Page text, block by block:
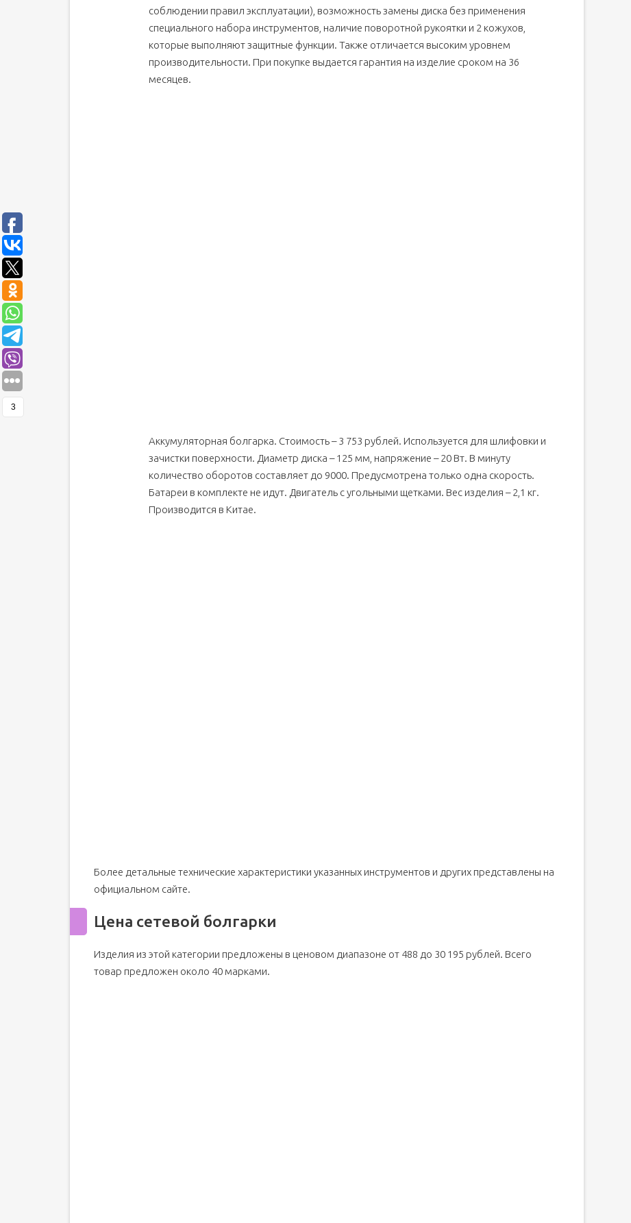
соблюдении правил эксплуатации), возможность замены диска без применения
специального набора инструментов, наличие поворотной рукоятки и 2 кожухов,
которые выполняют защитные функции. Также отличается высоким уровнем
производительности. При покупке выдается гарантия на изделие сроком на 36
месяцев.
Аккумуляторная болгарка. Стоимость – 3 753 рублей. Используется для шлифовки и
зачистки поверхности. Диаметр диска – 125 мм, напряжение – 20 Вт. В минуту
количество оборотов составляет до 9000. Предусмотрена только одна скорость.
Батареи в комплекте не идут. Двигатель с угольными щетками. Вес изделия – 2,1 кг.
Производится в Китае.
Более детальные технические характеристики указанных инструментов и других представлены на
официальном сайте.
Цена сетевой болгарки
Изделия из этой категории предложены в ценовом диапазоне от 488 до 30 195 рублей. Всего
товар предложен около 40 марками.
3